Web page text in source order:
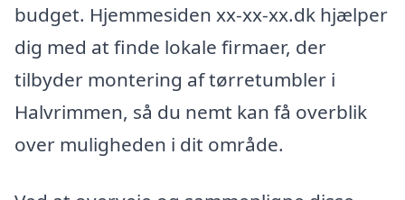
budget. Hjemmesiden xx-xx-xx.dk hjælper
dig med at finde lokale firmaer, der
tilbyder montering af tørretumbler i
Halvrimmen, så du nemt kan få overblik
over muligheden i dit område.